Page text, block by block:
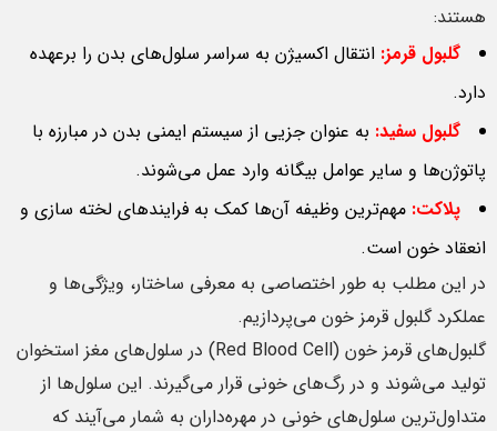
هستند:
گلبول قرمز: انتقال اکسیژن به سراسر سلول‌های بدن را برعهده
دارد.
گلبول سفید: به عنوان جزیی از سیستم ایمنی بدن در مبارزه با
پاتوژن‌ها و سایر عوامل بیگانه وارد عمل می‌شوند.
پلاکت: مهم‌ترین وظیفه‌ آن‌ها کمک به فرایندهای لخته سازی و
انعقاد خون است.
در این مطلب به طور اختصاصی به معرفی ساختار، ویژگی‌ها و
عملکرد گلبول قرمز خون می‌پردازیم.
گلبول‌های قرمز خون (Red Blood Cell) در سلول‌های مغز استخوان
تولید می‌شوند و در رگ‌های خونی قرار می‌گیرند. این سلول‌ها از
متداول‌ترین سلول‌های خونی در مهره‌داران به شمار می‌آیند که